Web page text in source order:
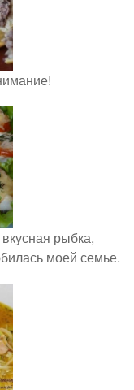
рыбка,
моей семье.